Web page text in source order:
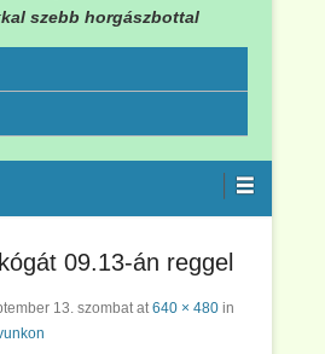
szebb horgászbottal
09.13-án reggel
13. szombatat640 × 480 in